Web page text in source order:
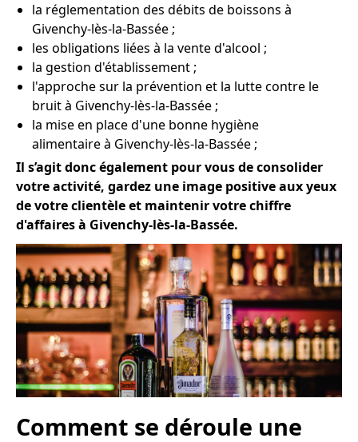
la réglementation des débits de boissons à
Givenchy-lès-la-Bassée ;
les obligations liées à la vente d'alcool ;
la gestion d'établissement ;
l'approche sur la prévention et la lutte contre le
bruit à Givenchy-lès-la-Bassée ;
la mise en place d'une bonne hygiène
alimentaire à Givenchy-lès-la-Bassée ;
Il s’agit donc également pour vous de consolider
votre activité, gardez une image positive aux yeux
de votre clientèle et maintenir votre chiffre
d'affaires à Givenchy-lès-la-Bassée.
Comment se déroule une